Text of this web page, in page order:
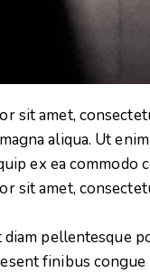
sit amet,
aliqua. Ut
ex ea commodo
sit amet,
diam pellentesque
finibus